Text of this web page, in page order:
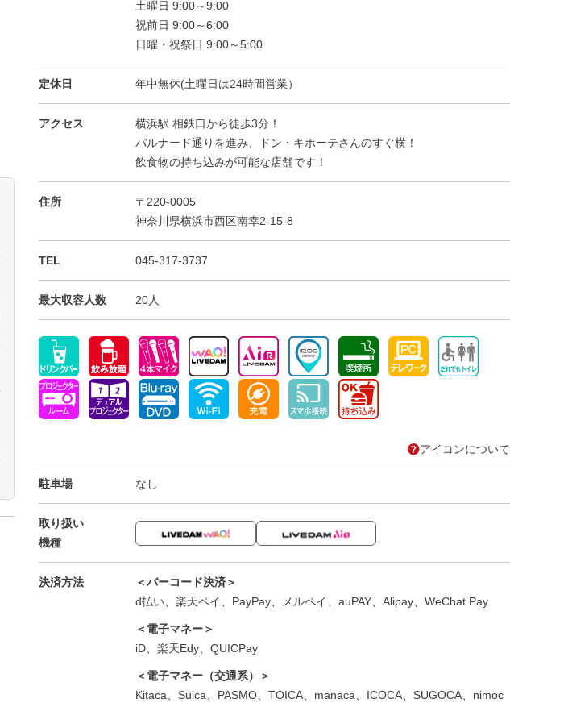
土曜日 9:00～9:00
祝前日 9:00～6:00
日曜・祝祭日 9:00～5:00
定休日 年中無休(土曜日は24時間営業）
アクセス
横浜駅 相鉄口から徒歩3分！
パルナード通りを進み、ドン・キホーテさんのすぐ横！
飲食物の持ち込みが可能な店舗です！
住所
〒220-0005
神奈川県横浜市西区南幸2-15-8
TEL 045-317-3737
最大収容人数 20人
アイコンについて
駐車場 なし
取り扱い
機種
決済方法
＜バーコード決済＞
d払い、楽天ペイ、PayPay、メルペイ、auPAY、Alipay、WeChat Pay
＜電子マネー＞
iD、楽天Edy、QUICPay
＜電子マネー（交通系）＞
Kitaca、Suica、PASMO、TOICA、manaca、ICOCA、SUGOCA、nimoc